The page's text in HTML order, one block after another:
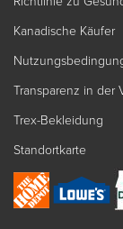
Kanadische Käufer
Transparenz in der
Trex-Bekleidung
Standortkarte